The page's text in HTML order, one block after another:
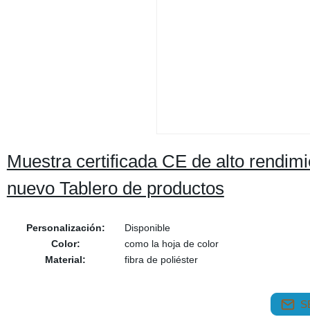
Muestra certificada CE de alto
nuevo Tablero de productos
Personalización:
Disponible
Color:
como la hoja de color
Material:
fibra de poliéster